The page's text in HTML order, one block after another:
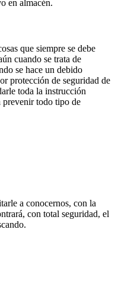
en almacén.
que siempre se debe
cuando se trata de
se hace un debido
protección de seguridad de
toda la instrucción
prevenir todo tipo de
a conocernos, con la
con total seguridad, el